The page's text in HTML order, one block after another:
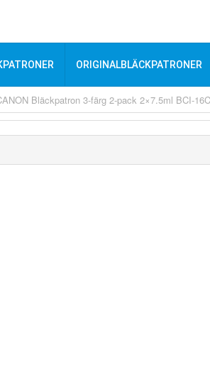
ORIGINALBLÄCKPATRONER
Bläckpatron 3-färg 2-pack 2×7.5ml BCI-